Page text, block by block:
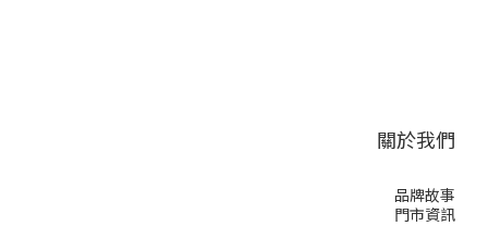
關於我們
品牌故事
門市資訊